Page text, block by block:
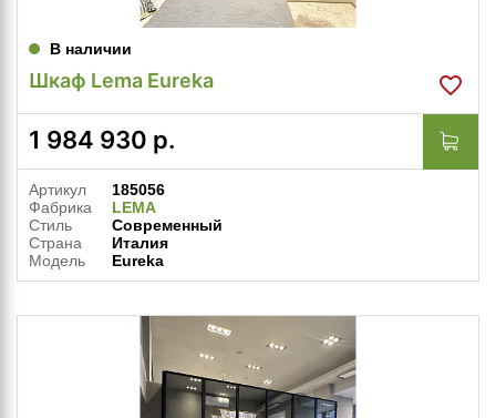
В наличии
Шкаф Lema Eureka
1 984 930 р.
Артикул
185056
Фабрика
LEMA
Стиль
Современный
Страна
Италия
Модель
Eureka